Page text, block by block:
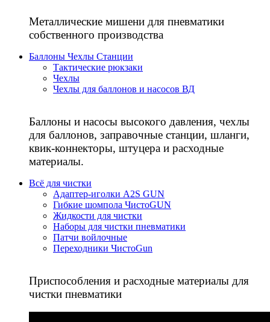
Металлические мишени для пневматики
собственного производства
Баллоны Чехлы Станции
Тактические рюкзаки
Чехлы
Чехлы для баллонов и насосов ВД
Баллоны и насосы высокого давления, чехлы
для баллонов, заправочные станции, шланги,
квик-коннекторы, штуцера и расходные
материалы.
Всё для чистки
Адаптер-иголки A2S GUN
Гибкие шомпола ЧистоGUN
Жидкости для чистки
Наборы для чистки пневматики
Патчи войлочные
Переходники ЧистоGun
Приспособления и расходные материалы для
чистки пневматики